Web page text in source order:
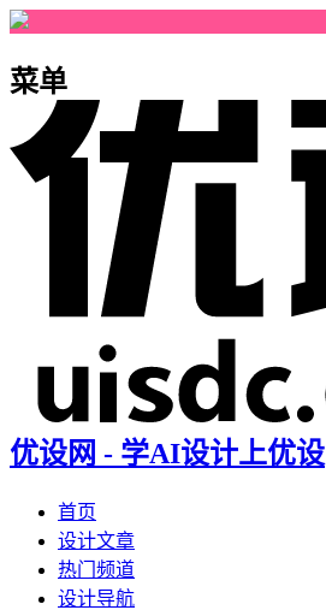
菜单
优设网 - 学AI设计上优设
首页
设计文章
热门频道
设计导航